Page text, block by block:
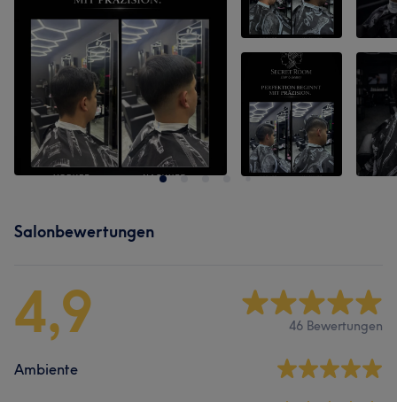
Salonbewertungen
4,9 46 Bewertungen
Ambiente